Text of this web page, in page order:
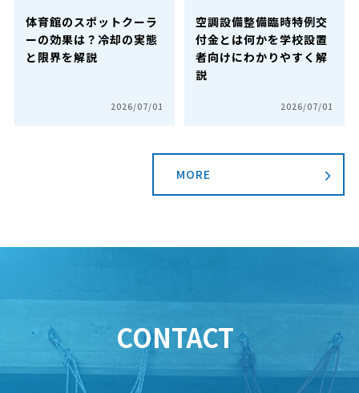
体育館のスポットクーラ
ーの効果は？冷却の実態
と限界を解説
2026/07/01
空調設備整備臨時特例交
付金とは何かを学校設置
者向けにわかりやすく解
説
2026/07/01
MORE
CONTACT